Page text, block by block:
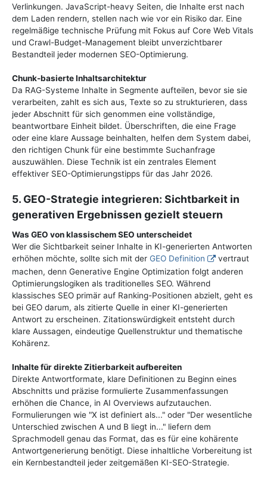
Verlinkungen. JavaScript-heavy Seiten, die Inhalte erst nach
dem Laden rendern, stellen nach wie vor ein Risiko dar. Eine
regelmäßige technische Prüfung mit Fokus auf Core Web Vitals
und Crawl-Budget-Management bleibt unverzichtbarer
Bestandteil jeder modernen SEO-Optimierung.
Chunk-basierte Inhaltsarchitektur
Da RAG-Systeme Inhalte in Segmente aufteilen, bevor sie sie
verarbeiten, zahlt es sich aus, Texte so zu strukturieren, dass
jeder Abschnitt für sich genommen eine vollständige,
beantwortbare Einheit bildet. Überschriften, die eine Frage
oder eine klare Aussage beinhalten, helfen dem System dabei,
den richtigen Chunk für eine bestimmte Suchanfrage
auszuwählen. Diese Technik ist ein zentrales Element
effektiver SEO-Optimierungstipps für das Jahr 2026.
5. GEO-Strategie integrieren: Sichtbarkeit in
generativen Ergebnissen gezielt steuern
Was GEO von klassischem SEO unterscheidet
Wer die Sichtbarkeit seiner Inhalte in KI-generierten Antworten
erhöhen möchte, sollte sich mit der GEO Definition
vertraut
machen, denn Generative Engine Optimization folgt anderen
Optimierungslogiken als traditionelles SEO. Während
klassisches SEO primär auf Ranking-Positionen abzielt, geht es
bei GEO darum, als zitierte Quelle in einer KI-generierten
Antwort zu erscheinen. Zitationswürdigkeit entsteht durch
klare Aussagen, eindeutige Quellenstruktur und thematische
Kohärenz.
Inhalte für direkte Zitierbarkeit aufbereiten
Direkte Antwortformate, klare Definitionen zu Beginn eines
Abschnitts und präzise formulierte Zusammenfassungen
erhöhen die Chance, in AI Overviews aufzutauchen.
Formulierungen wie "X ist definiert als..." oder "Der wesentliche
Unterschied zwischen A und B liegt in..." liefern dem
Sprachmodell genau das Format, das es für eine kohärente
Antwortgenerierung benötigt. Diese inhaltliche Vorbereitung ist
ein Kernbestandteil jeder zeitgemäßen KI-SEO-Strategie.